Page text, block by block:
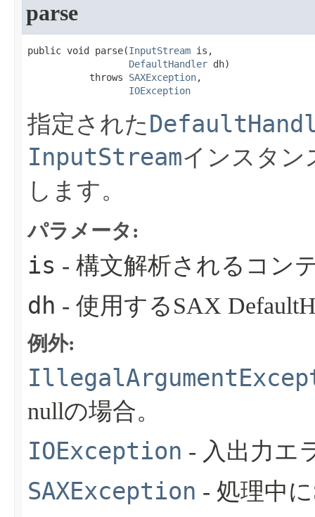
parse
public void parse​(InputStream is,
DefaultHandler dh)
           throws
SAXException,
IOException
指定された
InputStreamインスタン
します。
パラメータ:
is - 構文解析されるコン
dh - 使用するSAX
例外:
nullの場合。
IOException - 入出力エ
SAXException - 処理中